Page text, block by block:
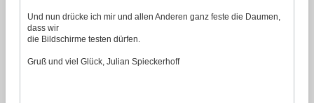
Und nun drücke ich mir und allen Anderen ganz feste die Daumen,
dass wir
die Bildschirme testen dürfen.
Gruß und viel Glück, Julian Spieckerhoff